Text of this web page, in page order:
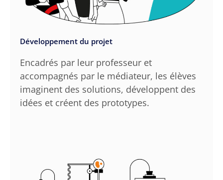
Développement du projet
Encadrés par leur professeur et
accompagnés par le médiateur, les élèves
imaginent des solutions, développent des
idées et créent des prototypes.